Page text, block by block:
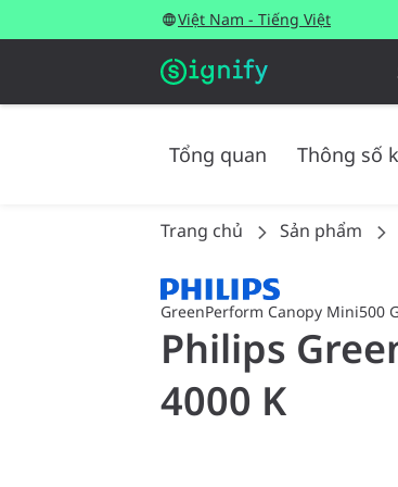
Việt Nam - Tiếng Việt
Tổng quan Thông số
Trang chủ Sản phẩm
GreenPerform Canopy Mini500
Philips
4000 K